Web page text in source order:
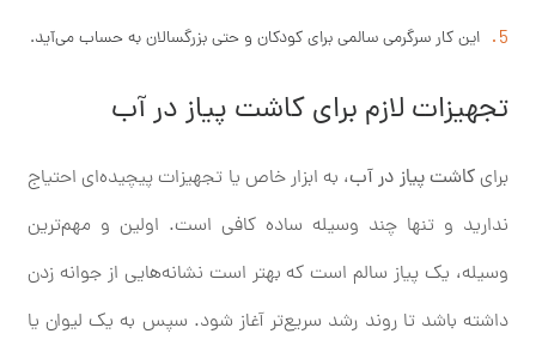
این کار سرگرمی سالمی برای کودکان و حتی بزرگسالان به حساب می‌آید.
تجهیزات لازم برای کاشت پیاز در آب
برایکاشت پیاز در آب، به ابزار خاص یا تجهیزات پیچیده‌ای احتیاج
ندارید و تنها چند وسیله ساده کافی است. اولین و مهم‌ترین
وسیله، یک پیاز سالم است که بهتر است نشانه‌هایی از جوانه ‌زدن
داشته باشد تا روند رشد سریع‌تر آغاز شود. سپس به یک لیوان یا